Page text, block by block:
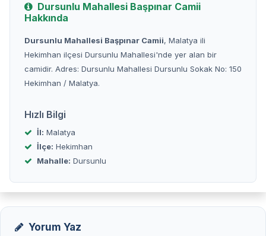
Dursunlu Mahallesi Başpınar Camii
Hakkında
Dursunlu Mahallesi Başpınar Camii, Malatya ili
Hekimhan ilçesi Dursunlu Mahallesi'nde yer alan bir
camidir. Adres: Dursunlu Mahallesi Dursunlu Sokak No: 150
Hekimhan / Malatya.
Hızlı Bilgi
İl: Malatya
İlçe: Hekimhan
Mahalle: Dursunlu
Yorum Yaz